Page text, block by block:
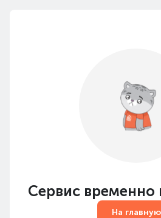
Сервис временно
На главную